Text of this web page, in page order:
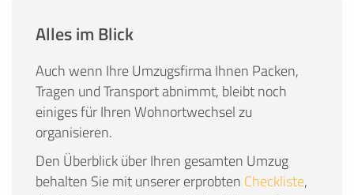
Alles im Blick
Auch wenn Ihre Umzugsfirma Ihnen Packen,
Tragen und Transport abnimmt, bleibt noch
einiges für Ihren Wohnortwechsel zu
organisieren.
Den Überblick über Ihren gesamten Umzug
behalten Sie mit unserer erprobten Checkliste,